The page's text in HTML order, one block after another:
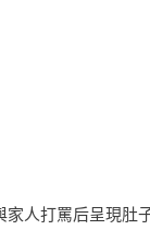
人打罵后呈現肚